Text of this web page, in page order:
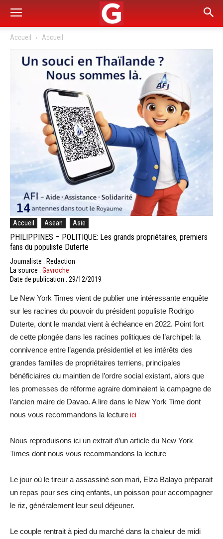
Accueil Accueil
Accueil Asean Asie
PHILIPPINES – POLITIQUE: Les grands propriétaires, premiers
fans du populiste Duterte
Journaliste : Redaction
La source : Gavroche
Date de publication : 29/12/2019
Le New York Times vient de publier une intéressante enquête
sur les racines du pouvoir du président populiste Rodrigo
Duterte, dont le mandat vient à échéance en 2022. Point fort
de cette plongée dans les racines politiques de l’archipel: la
connivence entre l’agenda présidentiel et les intérêts des
grandes familles de propriétaires terriens, principales
bénéficiaires du maintien de l’ordre social existant, alors que
les promesses de réforme agraire dominaient la campagne de
l’ancien maire de Davao. A lire dans le New York Time dont
nous vous recommandons la lectureici.
Nous reproduisons ici un extrait d’un article du New York
Times dont nous vous recommandons la lecture
Le jour où le tireur a assassiné son mari, Elza Balayo préparait
un repas pour ses cinq enfants, un poisson pour accompagner
le riz, généralement leur seul déjeuner.
Le couple rentrait à pied du marché dans la chaleur de midi